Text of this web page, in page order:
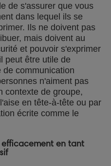
de s'assurer que vous
dans lequel ils se
Ils ne doivent pas
mais doivent au
et pouvoir s'exprimer
peut être utile de
de communication
n'aiment pas
contexte de groupe,
en tête-à-tête ou par
écrite comme le
en tant